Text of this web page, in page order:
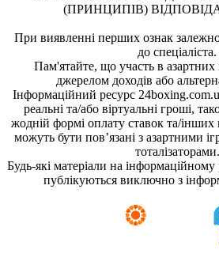
(ПРИНЦИПІВ)
При виявленні перших ознак
до спеціаліста.
Пам'ятайте, що участь в азартних
джерелом доходів або
Інформаційний ресурс
реальні та/або віртуальні гроші,
жодній формі оплату ставок та/інших
можуть бути пов’язані з азартними
тоталізаторами.
Будь-які матеріали на
публікуються виключно з